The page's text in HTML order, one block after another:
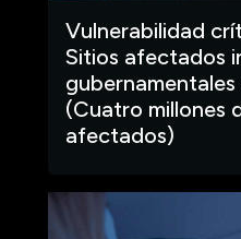
Vulnerabilidad
Sitios afectados
(Cuatro millones
afectados)